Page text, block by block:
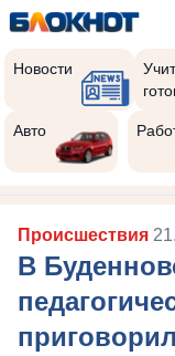
Новости
Авто
Происшествия
В